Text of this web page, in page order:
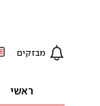
מבזקים
ראשי